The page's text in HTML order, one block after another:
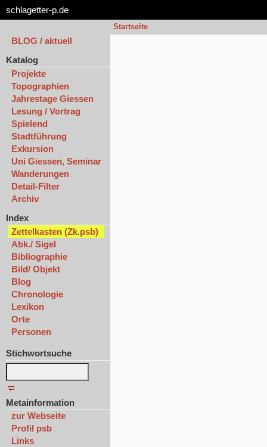
schlagetter-p.de
Startseite
BLOG / aktuell
Katalog
Projekte
Topographien
Jahrestage Giessen
Lesung / Vortrag
Spielend
Stadtführung
Exkursion
Uni Giessen, Seminar
Wanderungen
Detail-Filter
Archiv
Index
Zettelkasten (Zk.psb)
Abk./ Sigel
Bibliographie
Bild/ Objekt
Blog
Chronologie
Lexikon
Orte
Personen
Stichwortsuche
Metainformation
zur Webseite
Profil psb
Links